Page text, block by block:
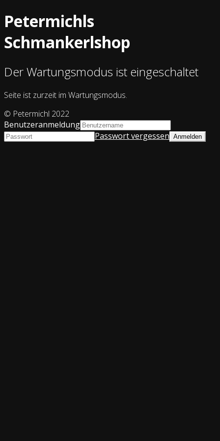
Petermichls
Schmankerlshop
Der Wartungsmodus ist eingeschaltet
Seite ist zurzeit im Wartungsmodus.
© Petermichl 2022
Benutzeranmeldung
Passwort vergessen